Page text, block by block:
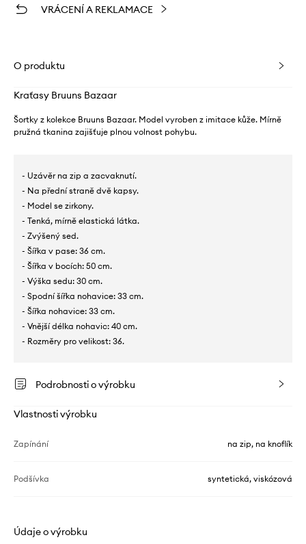
VRÁCENÍ A REKLAMACE
O produktu
Kraťasy Bruuns Bazaar
Šortky z kolekce Bruuns Bazaar. Model vyroben z imitace kůže. Mírně
pružná tkanina zajišťuje plnou volnost pohybu.
- Uzávěr na zip a zacvaknutí.
- Na přední straně dvě kapsy.
- Model se zirkony.
- Tenká, mírně elastická látka.
- Zvýšený sed.
- Šířka v pase: 36 cm.
- Šířka v bocích: 50 cm.
- Výška sedu: 30 cm.
- Spodní šířka nohavice: 33 cm.
- Šířka nohavice: 33 cm.
- Vnější délka nohavic: 40 cm.
- Rozměry pro velikost: 36.
Podrobnosti o výrobku
Vlastnosti výrobku
Zapínání na zip, na knoflík
Podšívka syntetická, viskózová
Údaje o výrobku